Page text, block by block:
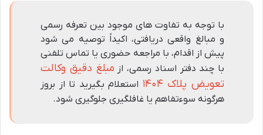
با توجه به تفاوت های موجود بین تعرفه رسمی
و مبالغ واقعی دریافتی، اکیداً توصیه می شود
پیش از اقدام، با مراجعه حضوری یا تماس تلفنی
با چند دفتر اسناد رسمی، از مبلغ دقیق وکالت
تعویض پلاک ۱۴۰۴
استعلام بگیرید تا از بروز
هرگونه سوءتفاهم یا غافلگیری جلوگیری شود.